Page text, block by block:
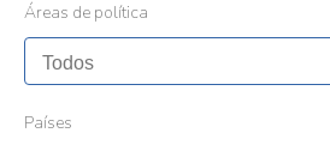
Áreas de política
Países